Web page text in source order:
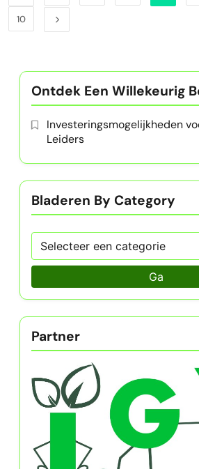
10
Ontdek Een Willekeurig
Investeringsmogelijkheden
Leiders
Bladeren By Category
Ga
Partner